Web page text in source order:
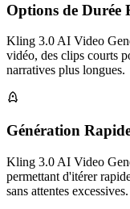
Options de Durée
Kling 3.0 AI Video
vidéo, des clips courts
narratives plus longues.
Génération
Kling 3.0 AI Video
permettant d'itérer
sans attentes excessives.